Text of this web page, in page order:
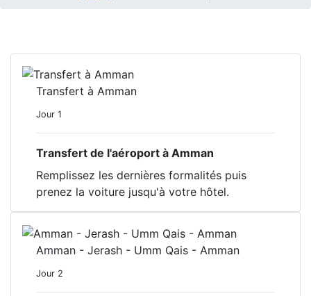
Transfert à Amman
Jour 1
Transfert de l'aéroport à Amman
Remplissez les dernières formalités puis
prenez la voiture jusqu'à votre hôtel.
Amman - Jerash - Umm Qais - Amman
Jour 2